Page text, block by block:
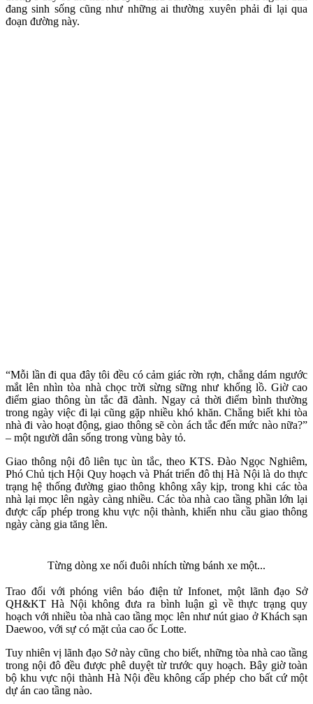
đang sinh sống cũng như những ai thường xuyên phải đi lại qua
đoạn đường này.
“Mỗi lần đi qua đây tôi đều có cảm giác rờn rợn, chẳng dám ngước
mắt lên nhìn tòa nhà chọc trời sừng sững như khổng lồ. Giờ cao
điểm giao thông ùn tắc đã đành. Ngay cả thời điểm bình thường
trong ngày việc đi lại cũng gặp nhiều khó khăn. Chẳng biết khi tòa
nhà đi vào hoạt động, giao thông sẽ còn ách tắc đến mức nào nữa?”
– một người dân sống trong vùng bày tỏ.
Giao thông nội đô liên tục ùn tắc, theo KTS. Đào Ngọc Nghiêm,
Phó Chủ tịch Hội Quy hoạch và Phát triển đô thị Hà Nội là do thực
trạng hệ thống đường giao thông không xây kịp, trong khi các tòa
nhà lại mọc lên ngày càng nhiều. Các tòa nhà cao tầng phần lớn lại
được cấp phép trong khu vực nội thành, khiến nhu cầu giao thông
ngày càng gia tăng lên.
Từng dòng xe nối đuôi nhích từng bánh xe một...
Trao đổi với phóng viên báo điện tử Infonet, một lãnh đạo Sở
QH&KT Hà Nội không đưa ra bình luận gì về thực trạng quy
hoạch với nhiều tòa nhà cao tầng mọc lên như nút giao ở Khách sạn
Daewoo, với sự có mặt của cao ốc Lotte.
Tuy nhiên vị lãnh đạo Sở này cũng cho biết, những tòa nhà cao tầng
trong nội đô đều được phê duyệt từ trước quy hoạch. Bây giờ toàn
bộ khu vực nội thành Hà Nội đều không cấp phép cho bất cứ một
dự án cao tầng nào.